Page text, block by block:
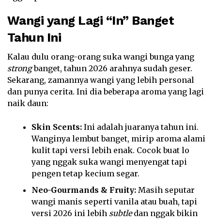
Wangi yang Lagi “In” Banget
Tahun Ini
Kalau dulu orang-orang suka wangi bunga yang
strongbanget, tahun 2026 arahnya sudah geser.
Sekarang, zamannya wangi yang lebih personal
dan punya cerita. Ini dia beberapa aroma yang lagi
naik daun:
Skin Scents: Ini adalah juaranya tahun ini.
Wanginya lembut banget, mirip aroma alami
kulit tapi versi lebih enak. Cocok buat lo
yang nggak suka wangi menyengat tapi
pengen tetap kecium segar.
Neo-Gourmands & Fruity: Masih seputar
wangi manis seperti vanila atau buah, tapi
versi 2026 ini lebih subtledan nggak bikin